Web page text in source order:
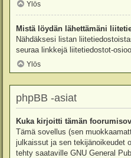
Ylös
Mistä löydän lähettämäni
Nähdäksesi listan
seuraa linkkejä liitetiedostot-
Ylös
phpBB -asiat
Kuka kirjoitti tämän
Tämä sovellus (sen
julkaissut ja sen tekijänoikeudet
tehty saataville GNU General